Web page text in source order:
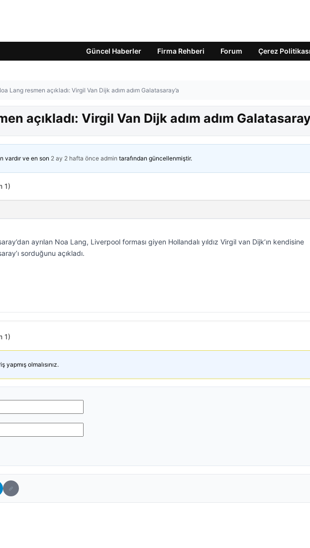
Güncel Haberler Firma Rehberi Forum Çerez Politikası
Lang resmen açıkladı: Virgil Van Dijk adım adım Galatasaray’a
açıkladı: Virgil Van Dijk adım adım
vardır ve en son 2 ay 2 hafta önce admin tarafından güncellenmiştir.
1)
ayrılan Noa Lang, Liverpool forması giyen Hollandalı yıldız Virgil van Dijk’ın kendisine
sorduğunu açıkladı.
1)
olmalısınız.